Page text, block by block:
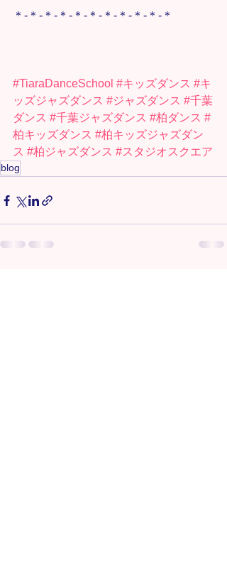
＊-＊-＊-＊-＊-＊-＊-＊-＊-＊-＊
#TiaraDanceSchool #キッズダンス #キ
ッズジャズダンス #ジャズダンス #千葉
ダンス #千葉ジャズダンス #柏ダンス #
柏キッズダンス #柏キッズジャズダン
ス #柏ジャズダンス #スタジオスクエア
blog